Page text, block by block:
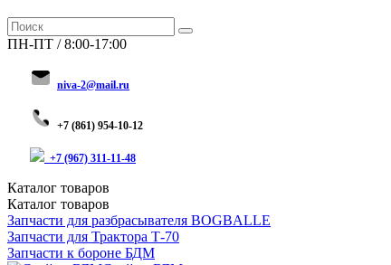
ПН-ПТ / 8:00-17:00
niva-2@mail.ru
+7 (861) 954-10-12
+7 (967) 311-11-48
Каталог товаров
Каталог товаров
Запчасти для разбрасывателя BOGBALLE
Запчасти для Трактора Т-70
Запчасти к бороне БДМ